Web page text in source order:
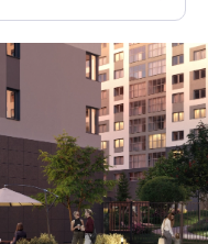
рассылку
на обработку